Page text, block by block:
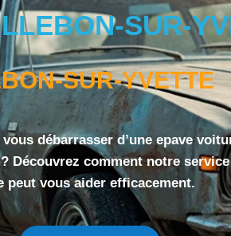
SUR-
SUR-YVETTE
débarrasser d’une epave
Découvrez comment notre
peut vous aider efficacement.